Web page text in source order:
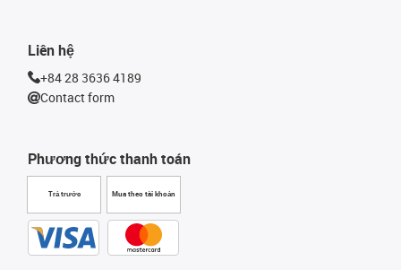
Phương thức thanh toán
Trả trước Mua theo tài khoản
Liên hệ
+84 28 3636 4189
Contact form